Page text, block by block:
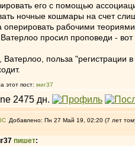
его с помощью
ночные кошмары на счет
оперировать рабочими
Ватерлоо просил проповеди - вот
Ватерлоо, польза "регистрации
этот пост: миг37
Добавлено: Пн 27 Май 19, 02:20 (7 лет
пишет: